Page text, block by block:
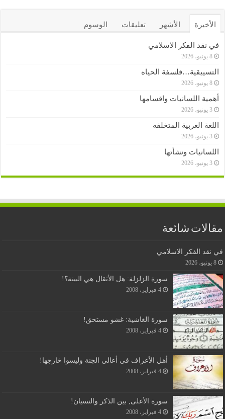
الأخيرة الأشهر تعليقات الوسوم
في نقد الفكر الاسلامي
8 يونيو، 2026
التسييقية…فلسفة الحياه
8 يونيو، 2026
أهمية اللسانيات واقسامها
3 يونيو، 2026
اللغة العربية المتخلفه
3 يونيو، 2026
اللسانيات ونشأتها
3 يونيو، 2026
مقالات شائعة
في نقد الفكر الاسلامي
8 يونيو، 2026
سورة الزلزلة: هل الأثقال هي البينة؟!
4 فبراير، 2008
سورة الغاشية: غشو مستحق!
4 فبراير، 2008
أهل الأعراف في أعالي الجنة وليسوا خارجها!
4 فبراير، 2008
سورة الأعلى, بين الذكر والنسيان!
4 فبراير، 2008